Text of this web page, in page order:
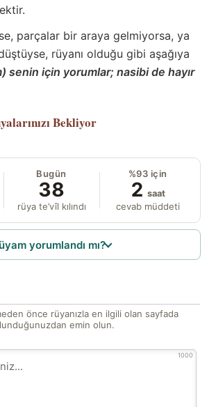
parçalar bir araya gelmiyorsa, ya
rüyanı olduğu gibi aşağıya
senin için yorumlar; nasibi de hayır
Bekliyor
Bugün
38
rüya te’vîl kılındı
%93 için
2 saat
cevab müddeti
yorumlandı mı?
önce rüyanızla en ilgili olan sayfada
emin olun.
1000